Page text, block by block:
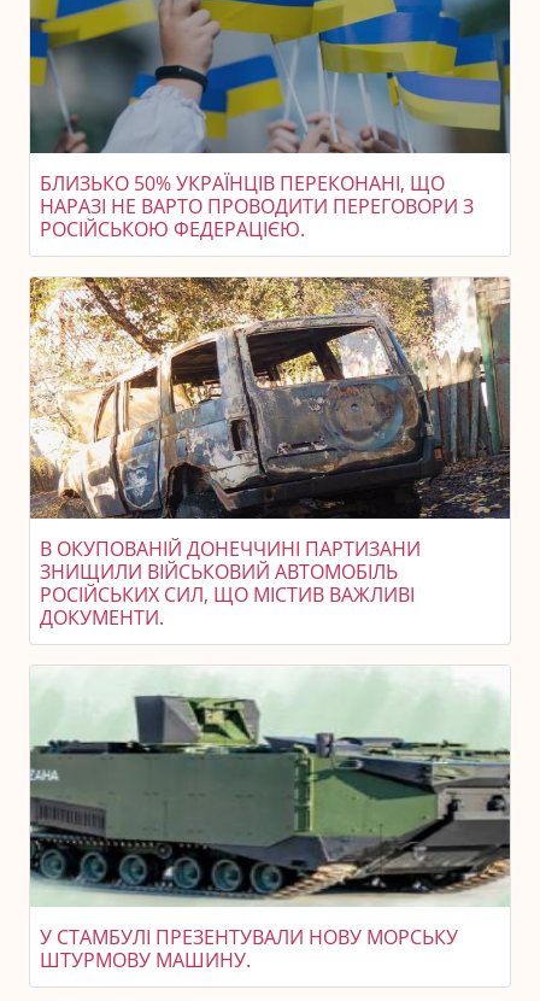
БЛИЗЬКО 50% УКРАЇНЦІВ ПЕРЕКОНАНІ, ЩО
НАРАЗІ НЕ ВАРТО ПРОВОДИТИ ПЕРЕГОВОРИ З
РОСІЙСЬКОЮ ФЕДЕРАЦІЄЮ.
В ОКУПОВАНІЙ ДОНЕЧЧИНІ ПАРТИЗАНИ
ЗНИЩИЛИ ВІЙСЬКОВИЙ АВТОМОБІЛЬ
РОСІЙСЬКИХ СИЛ, ЩО МІСТИВ ВАЖЛИВІ
ДОКУМЕНТИ.
У СТАМБУЛІ ПРЕЗЕНТУВАЛИ НОВУ МОРСЬКУ
ШТУРМОВУ МАШИНУ.